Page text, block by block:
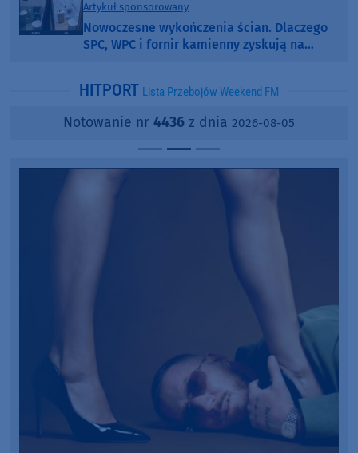
Artykuł sponsorowany
Nowoczesne wykończenia ścian. Dlaczego
SPC, WPC i fornir kamienny zyskują na
HITPORT Lista Przebojów Weekend FM
Notowanie nr 4436 z dnia 2026-08-05